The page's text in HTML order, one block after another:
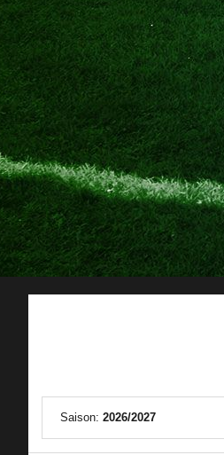
Saison: 2026/2027